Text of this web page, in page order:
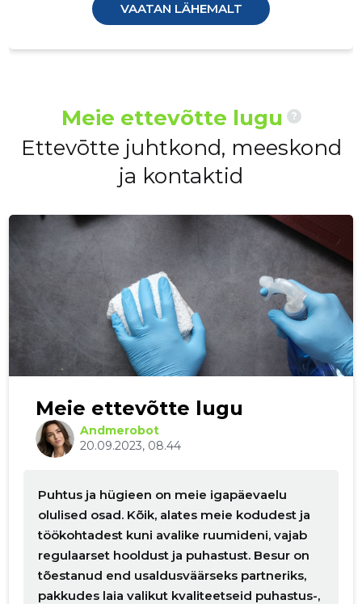
VAATAN LÄHEMALT
Meie ettevõtte lugu ?
Ettevōtte juhtkond, meeskond
ja kontaktid
Meie ettevõtte lugu
Andmerobot
20.09.2023, 08.44
Puhtus ja hügieen on meie igapäevaelu
olulised osad. Kõik, alates meie kodudest ja
töökohtadest kuni avalike ruumideni, vajab
regulaarset hooldust ja puhastust. Besur on
tõestanud end usaldusväärseks partneriks,
pakkudes laia valikut kvaliteetseid puhastus-,